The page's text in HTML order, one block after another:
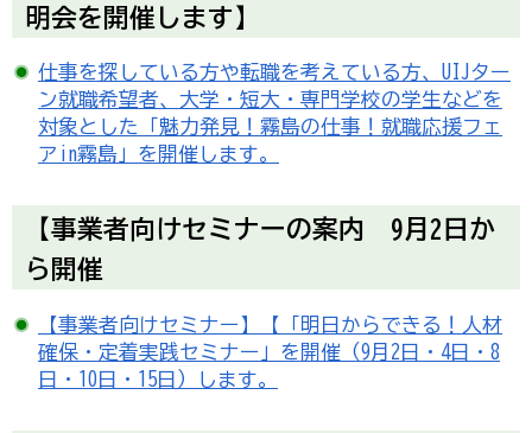
明会を開催します】
仕事を探している方や転職を考えている方、UIJター
ン就職希望者、大学・短大・専門学校の学生などを
対象とした「魅力発見！霧島の仕事！就職応援フェ
アin霧島」を開催します。
【事業者向けセミナーの案内 9月2日か
ら開催
【事業者向けセミナー】【「明日からできる！人材
確保・定着実践セミナー」を開催（9月2日・4日・8
日・10日・15日）します。